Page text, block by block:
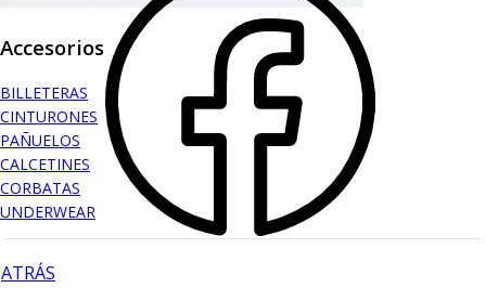
Accesorios
BILLETERAS
CINTURONES
PAÑUELOS
CALCETINES
CORBATAS
UNDERWEAR
ATRÁS